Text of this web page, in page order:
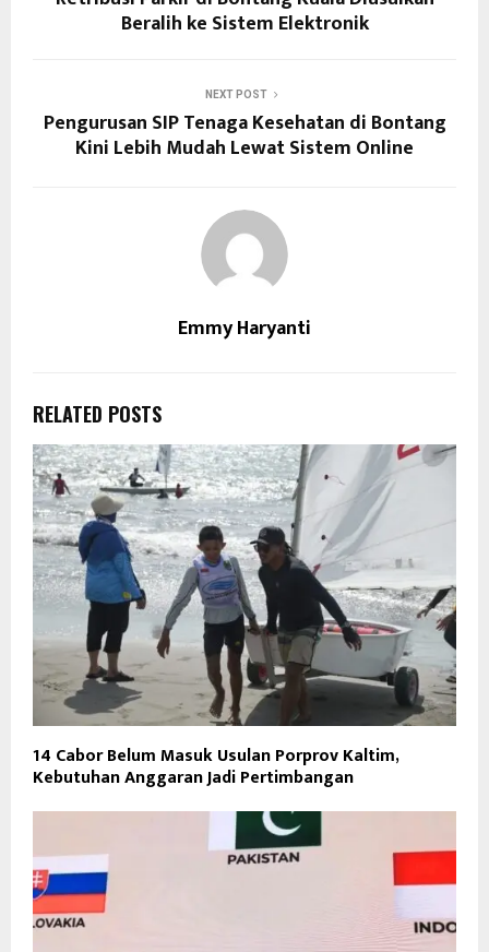
Beralih ke Sistem Elektronik
NEXT POST
Pengurusan SIP Tenaga Kesehatan di Bontang
Kini Lebih Mudah Lewat Sistem Online
Emmy Haryanti
RELATED POSTS
14 Cabor Belum Masuk Usulan Porprov Kaltim,
Kebutuhan Anggaran Jadi Pertimbangan